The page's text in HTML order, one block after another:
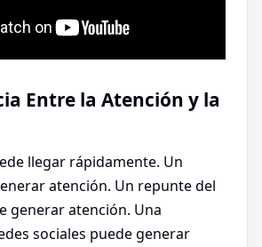
Entre la Atención y la
llegar rápidamente. Un
atención. Un repunte del
generar atención. Una
sociales puede generar